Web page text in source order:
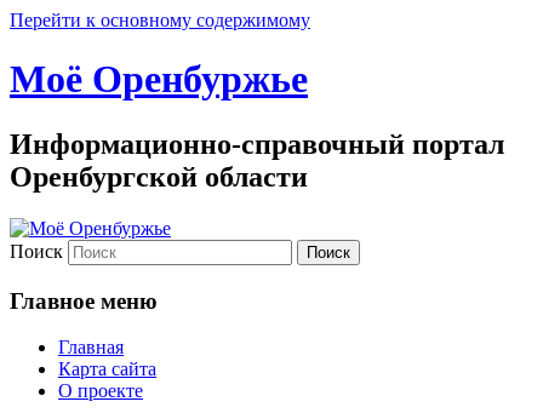
Перейти к основному содержимому
Моё Оренбуржье
Информационно-справочный портал
Оренбургской области
Поиск
Главное меню
Главная
Карта сайта
О проекте